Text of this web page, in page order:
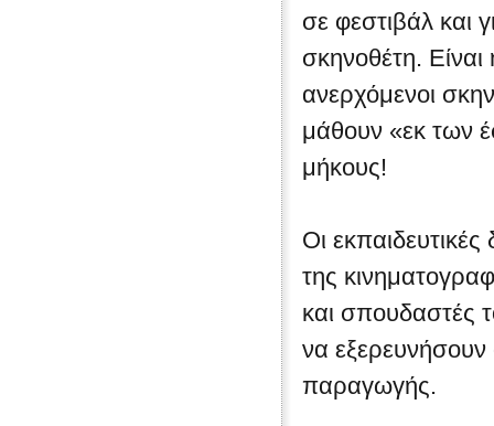
σε φεστιβάλ και
σκηνοθέτη.
ανερχόμενοι
μάθουν «εκ των
μήκους!
Οι εκπαιδευτικές
της
και σπουδαστές
να εξερευνήσουν
παραγωγής.